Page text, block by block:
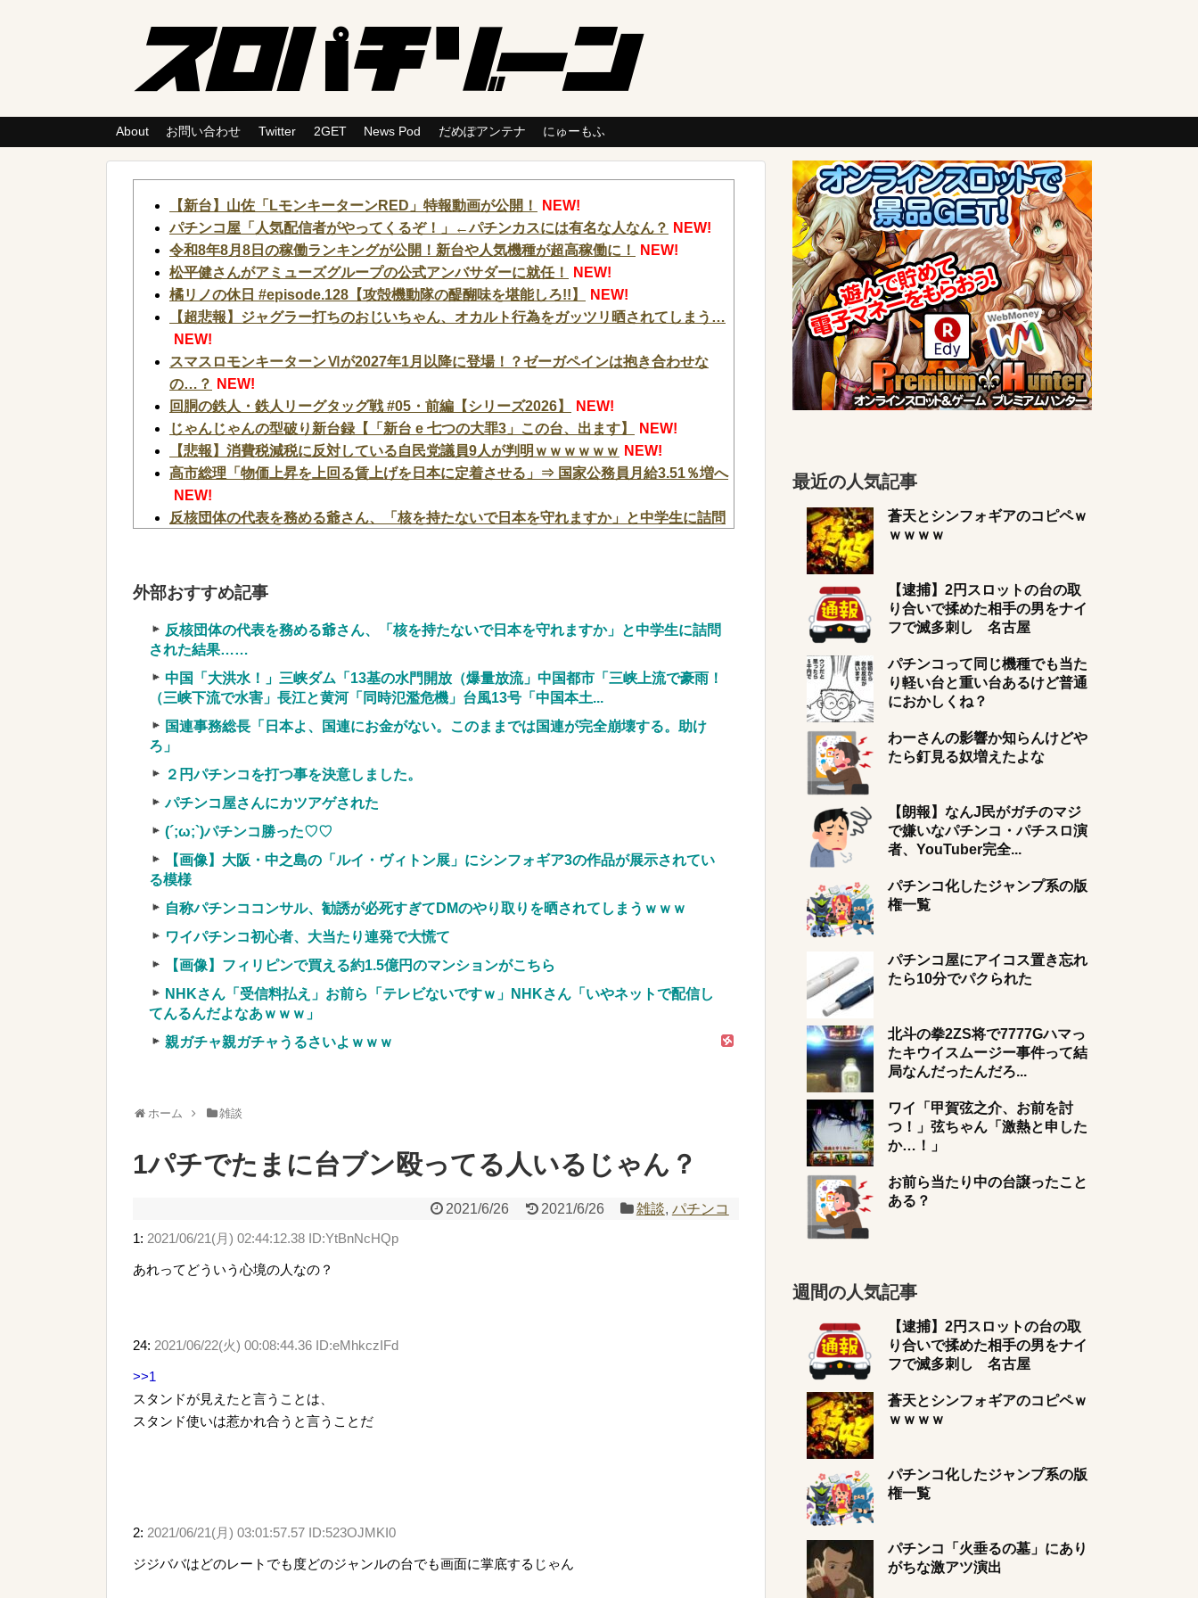
About お問い合わせ Twitter 2GET News Pod だめぽアンテナ にゅーもふ
【新台】山佐「LモンキーターンRED」特報動画が公開！
NEW!
パチンコ屋「人気配信者がやってくるぞ！」←パチンカスには有名な人なん？
NEW!
令和8年8月8日の稼働ランキングが公開！新台や人気機種が超高稼働に！
NEW!
松平健さんがアミューズグループの公式アンバサダーに就任！
NEW!
橘リノの休日 #episode.128【攻殻機動隊の醍醐味を堪能しろ!!】
NEW!
【超悲報】ジャグラー打ちのおじいちゃん、オカルト行為をガッツリ晒されてしまう…
NEW!
スマスロモンキーターンⅥが2027年1月以降に登場！？ゼーガペインは抱き合わせな
の…？
NEW!
回胴の鉄人・鉄人リーグタッグ戦 #05・前編【シリーズ2026】
NEW!
じゃんじゃんの型破り新台録【「新台 e 七つの大罪3」この台、出ます】
NEW!
【悲報】消費税減税に反対している自民党議員9人が判明ｗｗｗｗｗｗ NEW!
高市総理「物価上昇を上回る賃上げを日本に定着させる」⇒ 国家公務員月給3.51％増へ
NEW!
反核団体の代表を務める爺さん、「核を持たないで日本を守れますか」と中学生に詰問
判！！ NEW!
【画像】女芸人の吉住さん、メイクしたら普通に美人の部類だった→ご覧くださいw w
w w w w w w NEW!
【お前らも気をつけような！】ガールズバンドのボーカルさん、客席ダイブした結果
『こう』なってしまいお気持ち表明してしまう… NEW!
【悲報】取引先専務「Aを20個注文する」 ぼく「いつも1～2個しか使わないけど本当
に20であってる？」 取専「あってる」→結果『こう』なったんだがコレワイが悪いん
NEW!
実質確率という罠
車上のテントでキャンプ 民泊施設が車のレンタル 五所川原 青森
【競馬・難解】6/30(水)第44回帝王賞(JpnI) Part6 みんなの予想
名機が生まれなかった悲しい枠
Powered by livedoor 相互RSS
外部おすすめ記事
反核団体の代表を務める爺さん、「核を持たないで日本を守れますか」と中学生に詰問
された結果……
中国「大洪水！」三峡ダム「13基の水門開放（爆量放流」中国都市「三峡上流で豪雨！
（三峡下流で水害」長江と黄河「同時氾濫危機」台風13号「中国本土...
国連事務総長「日本よ、国連にお金がない。このままでは国連が完全崩壊する。助け
ろ」
２円パチンコを打つ事を決意しました。
パチンコ屋さんにカツアゲされた
(´;ω;`)パチンコ勝った♡♡
【画像】大阪・中之島の「ルイ・ヴィトン展」にシンフォギア3の作品が展示されてい
る模様
自称パチンココンサル、勧誘が必死すぎてDMのやり取りを晒されてしまうｗｗｗ
ワイパチンコ初心者、大当たり連発で大慌て
【画像】フィリピンで買える約1.5億円のマンションがこちら
NHKさん「受信料払え」お前ら「テレビないですｗ」NHKさん「いやネットで配信し
てんるんだよなあｗｗｗ」
親ガチャ親ガチャうるさいよｗｗｗ
ホーム 雑談
1パチでたまに台ブン殴ってる人いるじゃん？
2021/6/26 2021/6/26 雑談, パチンコ
1: 2021/06/21(月) 02:44:12.38 ID:YtBnNcHQp
あれってどういう心境の人なの？
24: 2021/06/22(火) 00:08:44.36 ID:eMhkczIFd
>>1
スタンドが見えたと言うことは、
スタンド使いは惹かれ合うと言うことだ
2: 2021/06/21(月) 03:01:57.57 ID:523OJMKI0
ジジババはどのレートでも度どのジャンルの台でも画面に掌底するじゃん
最近の人気記事
蒼天とシンフォギアのコピペｗ
ｗｗｗｗ
【逮捕】2円スロットの台の取
り合いで揉めた相手の男をナイ
フで滅多刺し 名古屋
パチンコって同じ機種でも当た
り軽い台と重い台あるけど普通
におかしくね？
わーさんの影響か知らんけどや
たら釘見る奴増えたよな
【朗報】なんJ民がガチのマジ
で嫌いなパチンコ・パチスロ演
者、YouTuber完全...
パチンコ化したジャンプ系の版
権一覧
パチンコ屋にアイコス置き忘れ
たら10分でパクられた
北斗の拳2ZS将で7777Gハマっ
たキウイスムージー事件って結
局なんだったんだろ...
ワイ「甲賀弦之介、お前を討
つ！」弦ちゃん「激熱と申した
か…！」
お前ら当たり中の台譲ったこと
ある？
週間の人気記事
【逮捕】2円スロットの台の取
り合いで揉めた相手の男をナイ
フで滅多刺し 名古屋
蒼天とシンフォギアのコピペｗ
ｗｗｗｗ
パチンコ化したジャンプ系の版
権一覧
パチンコ「火垂るの墓」にあり
がちな激アツ演出